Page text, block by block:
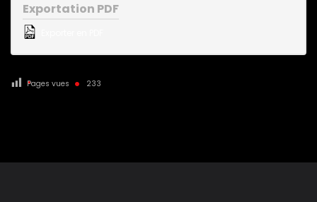
Exportation PDF
Pages vues 233